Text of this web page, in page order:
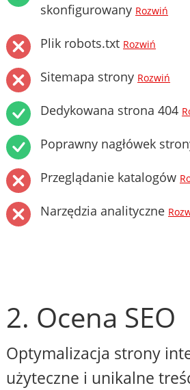
skonfigurowany Rozwiń
Plik robots.txt Rozwiń
Sitemapa strony Rozwiń
Dedykowana strona 404
Poprawny nagłówek
Przeglądanie katalogów
Narzędzia analityczne
2. Ocena SEO
Optymalizacja strony
użyteczne i unikalne